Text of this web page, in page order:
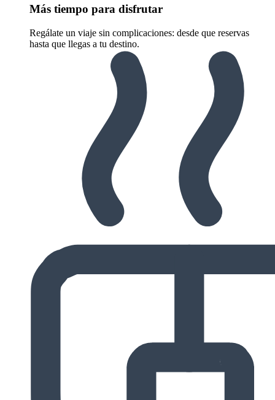
Más tiempo para disfrutar
Regálate un viaje sin complicaciones: desde que reservas
hasta que llegas a tu destino.